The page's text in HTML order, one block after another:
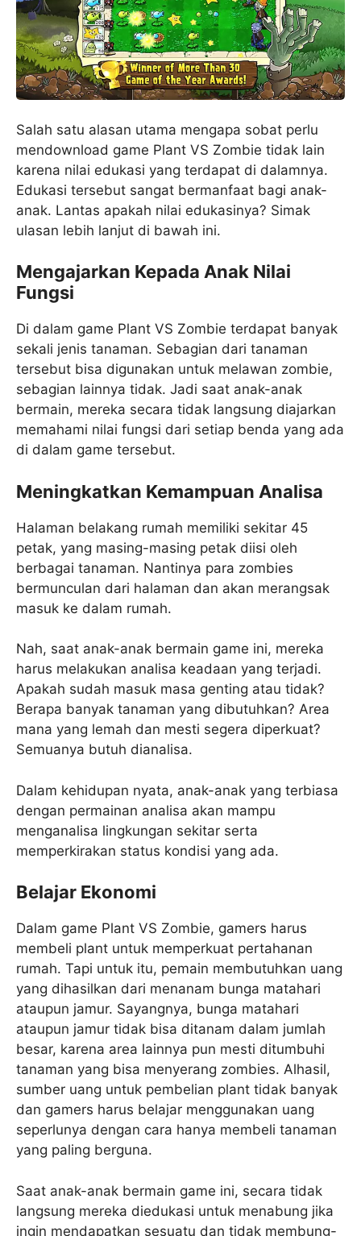
Salah satu alasan utama mengapa sobat perlu
mendownload game Plant VS Zombie tidak lain
karena nilai edukasi yang terdapat di dalamnya.
Edukasi tersebut sangat bermanfaat bagi anak-
anak. Lantas apakah nilai edukasinya? Simak
ulasan lebih lanjut di bawah ini.
Mengajarkan Kepada Anak Nilai
Fungsi
Di dalam game Plant VS Zombie terdapat banyak
sekali jenis tanaman. Sebagian dari tanaman
tersebut bisa digunakan untuk melawan zombie,
sebagian lainnya tidak. Jadi saat anak-anak
bermain, mereka secara tidak langsung diajarkan
memahami nilai fungsi dari setiap benda yang ada
di dalam game tersebut.
Meningkatkan Kemampuan Analisa
Halaman belakang rumah memiliki sekitar 45
petak, yang masing-masing petak diisi oleh
berbagai tanaman. Nantinya para zombies
bermunculan dari halaman dan akan merangsak
masuk ke dalam rumah.
Nah, saat anak-anak bermain game ini, mereka
harus melakukan analisa keadaan yang terjadi.
Apakah sudah masuk masa genting atau tidak?
Berapa banyak tanaman yang dibutuhkan? Area
mana yang lemah dan mesti segera diperkuat?
Semuanya butuh dianalisa.
Dalam kehidupan nyata, anak-anak yang terbiasa
dengan permainan analisa akan mampu
menganalisa lingkungan sekitar serta
memperkirakan status kondisi yang ada.
Belajar Ekonomi
Dalam game Plant VS Zombie, gamers harus
membeli plant untuk memperkuat pertahanan
rumah. Tapi untuk itu, pemain membutuhkan uang
yang dihasilkan dari menanam bunga matahari
ataupun jamur. Sayangnya, bunga matahari
ataupun jamur tidak bisa ditanam dalam jumlah
besar, karena area lainnya pun mesti ditumbuhi
tanaman yang bisa menyerang zombies. Alhasil,
sumber uang untuk pembelian plant tidak banyak
dan gamers harus belajar menggunakan uang
seperlunya dengan cara hanya membeli tanaman
yang paling berguna.
Saat anak-anak bermain game ini, secara tidak
langsung mereka diedukasi untuk menabung jika
ingin mendapatkan sesuatu dan tidak membung-